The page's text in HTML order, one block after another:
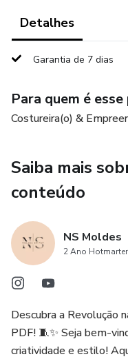
P(38/40) - M(42/44) -
corpo e não dos
>>> Sugestão de
>>> Possui FICHA
COSTURA.⁣⁣
>>> Enviamos fotos
Imagem/Foto: Inspirada
ACESSO >>> *Os
dentro de uma
Após comprar o
mesmo fora e dentro
Detalhes
Garantia de 7 dias
Para quem é
Costureira(o) &
Saiba mais
conteúdo
NS Moldes
2 Ano Hotmarter
Descubra a Revolução
PDF! 🧵✨ Seja bem-
criatividade e estilo!